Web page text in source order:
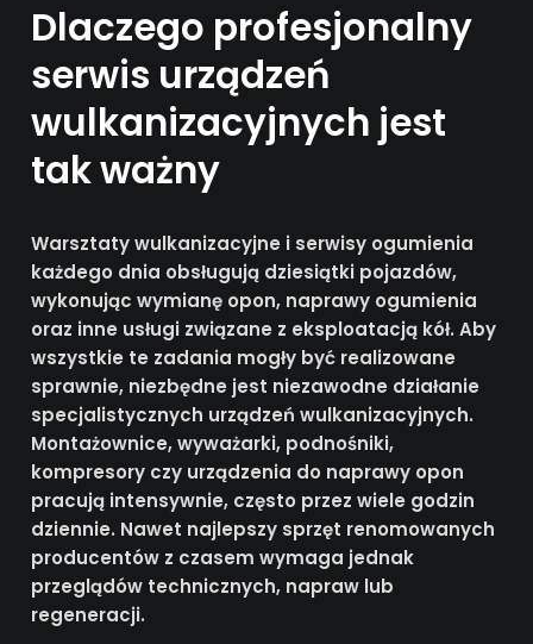
Dlaczego profesjonalny
serwis urządzeń
wulkanizacyjnych jest
tak ważny
Warsztaty wulkanizacyjne i serwisy ogumienia
każdego dnia obsługują dziesiątki pojazdów,
wykonując wymianę opon, naprawy ogumienia
oraz inne usługi związane z eksploatacją kół. Aby
wszystkie te zadania mogły być realizowane
sprawnie, niezbędne jest niezawodne działanie
specjalistycznych urządzeń wulkanizacyjnych.
Montażownice, wyważarki, podnośniki,
kompresory czy urządzenia do naprawy opon
pracują intensywnie, często przez wiele godzin
dziennie. Nawet najlepszy sprzęt renomowanych
producentów z czasem wymaga jednak
przeglądów technicznych, napraw lub
regeneracji.